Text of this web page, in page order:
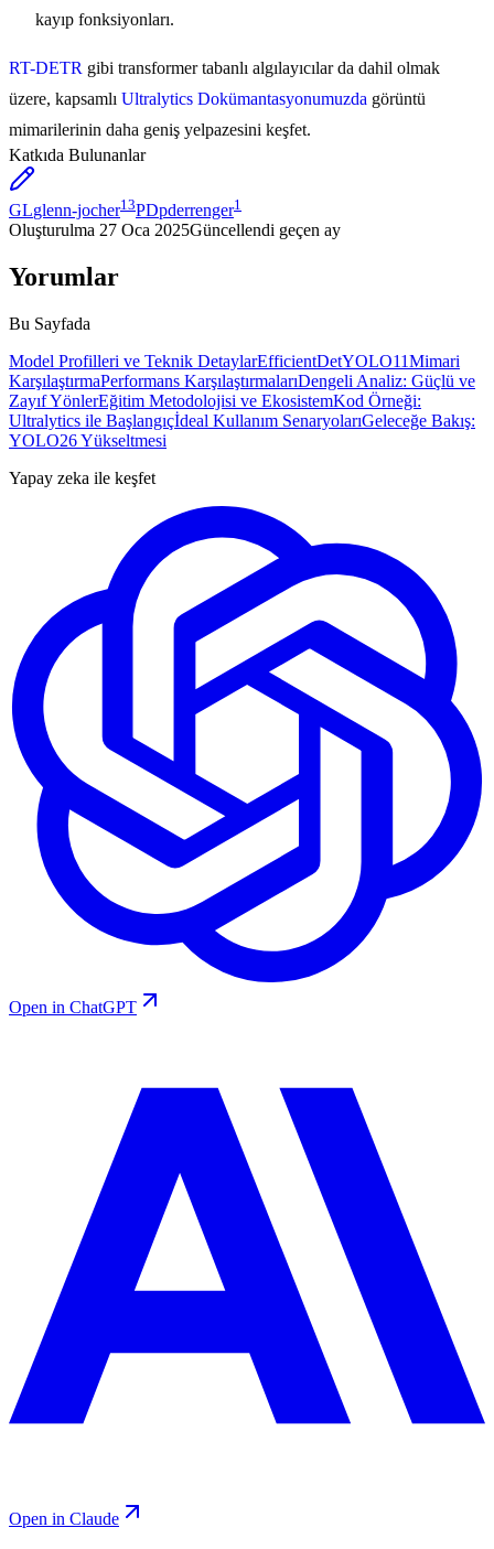
kayıp fonksiyonları.
RT-DETR gibi transformer tabanlı algılayıcılar da dahil olmak
üzere, kapsamlı Ultralytics Dokümantasyonumuzda görüntü
mimarilerinin daha geniş yelpazesini keşfet.
Katkıda Bulunanlar
GLglenn-jocher13PDpderrenger1
Oluşturulma 27 Oca 2025Güncellendi geçen ay
Yorumlar
Bu Sayfada
Model Profilleri ve Teknik DetaylarEfficientDetYOLO11Mimari
KarşılaştırmaPerformans KarşılaştırmalarıDengeli Analiz: Güçlü ve
Zayıf YönlerEğitim Metodolojisi ve EkosistemKod Örneği:
Ultralytics ile Başlangıçİdeal Kullanım SenaryolarıGeleceğe Bakış:
YOLO26 Yükseltmesi
Yapay zeka ile keşfet
Open in ChatGPT
Open in Claude